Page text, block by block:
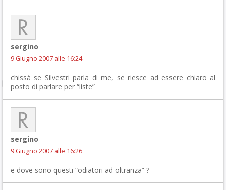
sergino
9 Giugno 2007 alle 16:24
chissà se Silvestri parla di me, se riesce ad essere chiaro al
posto di parlare per “liste”
sergino
9 Giugno 2007 alle 16:26
e dove sono questi “odiatori ad oltranza” ?